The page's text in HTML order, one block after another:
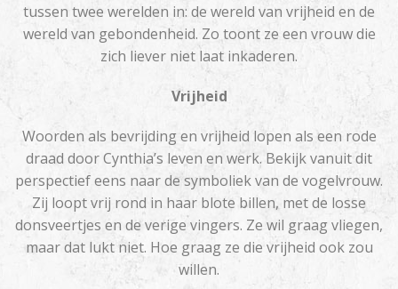
tussen twee werelden in: de wereld van vrijheid en de
wereld van gebondenheid. Zo toont ze een vrouw die
zich liever niet laat inkaderen.
Vrijheid
Woorden als bevrijding en vrijheid lopen als een rode
draad door Cynthia’s leven en werk. Bekijk vanuit dit
perspectief eens naar de symboliek van de vogelvrouw.
Zij loopt vrij rond in haar blote billen, met de losse
donsveertjes en de verige vingers. Ze wil graag vliegen,
maar dat lukt niet. Hoe graag ze die vrijheid ook zou
willen.​